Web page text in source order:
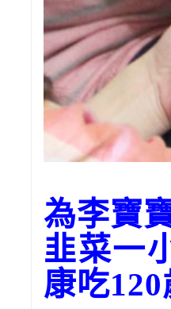
為李寶
韭菜一
康吃120